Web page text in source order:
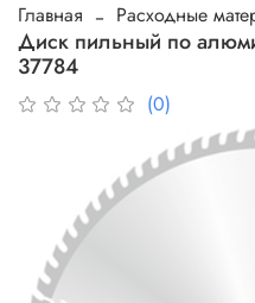
Главная Расходные
Диск пильный по
37784
(0)